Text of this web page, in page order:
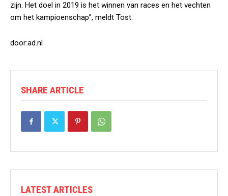
zijn. Het doel in 2019 is het winnen van races en het vechten
om het kampioenschap”, meldt Tost.
door:ad.nl
SHARE ARTICLE
LATEST ARTICLES